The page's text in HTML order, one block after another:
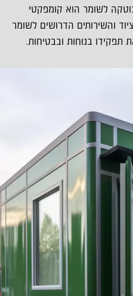
לשומר הוא קומפקטי
והשירותים הדרושים לשומר
תפקידו בנוחות ובבטיחות.